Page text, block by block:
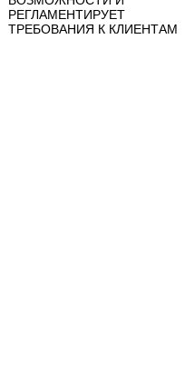
РЕГЛАМЕНТИРУЕТ
ТРЕБОВАНИЯ К КЛИЕНТАМ